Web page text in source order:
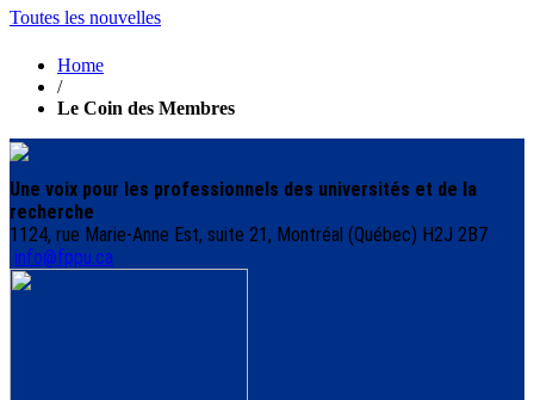
Toutes les nouvelles
Home
/
Le Coin des Membres
Une voix pour les professionnels des universités et de la
recherche
1124, rue Marie-Anne Est, suite 21, Montréal (Québec) H2J 2B7
info@fppu.ca